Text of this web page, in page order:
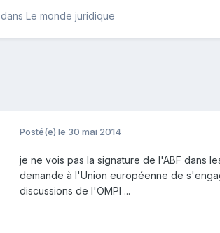
dans Le monde juridique
Posté(e) le 30 mai 2014
je ne vois pas la signature de l'ABF dans
demande à l'Union européenne de
discussions de l'OMPI ...